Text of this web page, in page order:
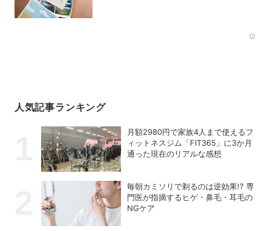
人気記事ランキング
月額2980円で家族4人まで使えるフ
ィットネスジム「FIT365」に3か月
通った現在のリアルな感想
毎朝カミソリで剃るのは逆効果!? 専
門医が指摘するヒゲ・鼻毛・耳毛の
NGケア